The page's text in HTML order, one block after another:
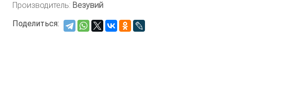
Производитель: Везувий
Поделиться: